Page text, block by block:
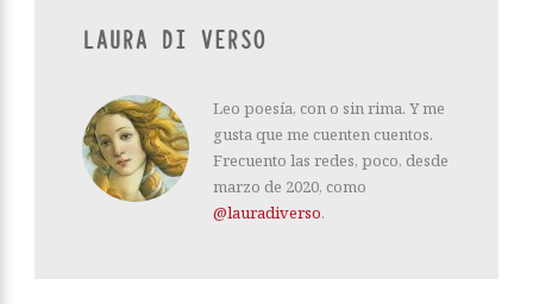
LAURA DI VERSO
Leo poesía, con o sin rima. Y me
gusta que me cuenten cuentos.
Frecuento las redes, poco, desde
marzo de 2020, como
@lauradiverso.